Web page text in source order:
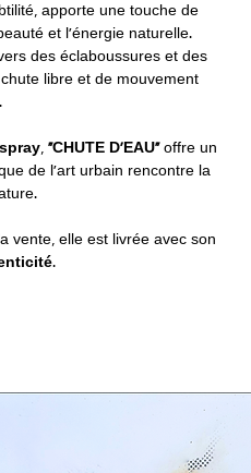
apporte une touche de
et l’énergie naturelle.
des éclaboussures et des
libre et de mouvement
, "CHUTE D'EAU" offre un
de l’art urbain rencontre la
vente, elle est livrée avec son
.